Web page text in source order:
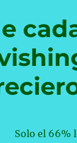
Solo el 66%